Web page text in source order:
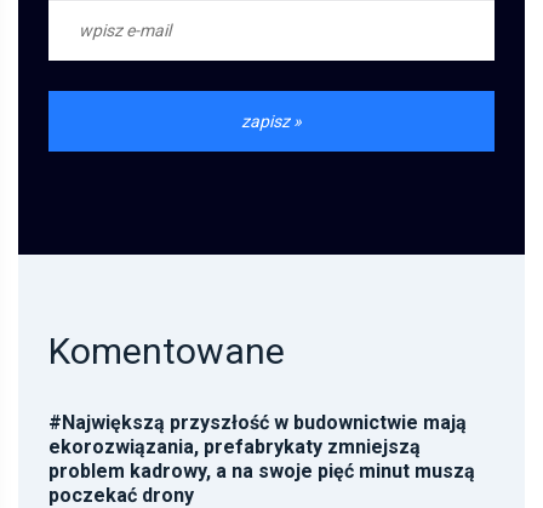
Komentowane
#Największą przyszłość w budownictwie mają
ekorozwiązania, prefabrykaty zmniejszą
problem kadrowy, a na swoje pięć minut muszą
poczekać drony